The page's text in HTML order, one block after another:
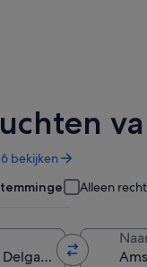
bekijken
Alleen